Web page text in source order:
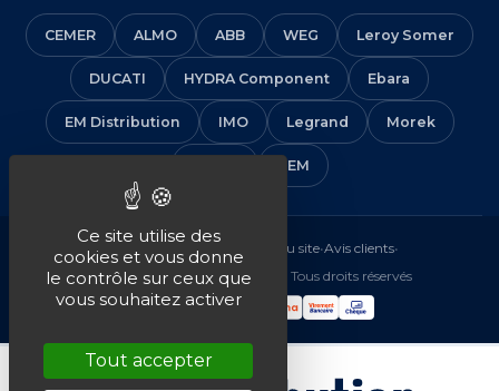
CEMER ALMO ABB WEG Leroy Somer
DUCATI HYDRA Component Ebara
EM Distribution IMO Legrand Morek
VEM
Mentions légales•CGV Plan du site•Avis clients•
© 2016-2026 EM Distribution - Tous droits réservés
Ce site utilise des
cookies et vous donne
le contrôle sur ceux que
vous souhaitez activer
Tout accepter